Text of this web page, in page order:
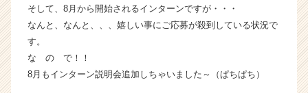
チ
ャ
企
そして、8月から開始されるインターンですが・・・
なんと、なんと、、、嬉しい事にご応募が殺到している状況で
す。
な の で！！
8月もインターン説明会追加しちゃいました～（ぱちぱち）